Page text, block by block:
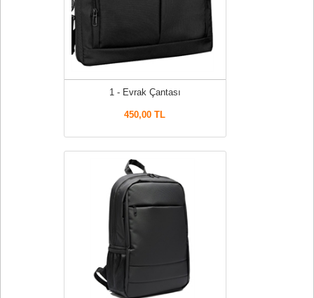
1 - Evrak Çantası
450,00 TL